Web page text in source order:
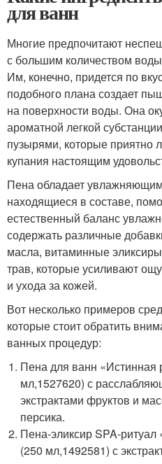
для ванн
Многие предпочитают
с большим количеством
Им, конечно, придется по
подобного плана создает
на поверхности воды. Она
ароматной легкой
пузырями, которые приятно
купания настоящим
Пена обладает
находящиеся в составе,
естественный баланс
содержать различные
масла, витаминные
трав, которые усиливают
и ухода за кожей.
Вот несколько примеров
которые стоит обратить
ванных процедур:
Пена для ванн «Истинная
мл,1527620) с
экстрактами фруктов и
персика.
Пена-эликсир SPA-
(250 мл,1492581) с